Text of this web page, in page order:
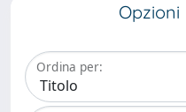
Opzioni
Ordina per: